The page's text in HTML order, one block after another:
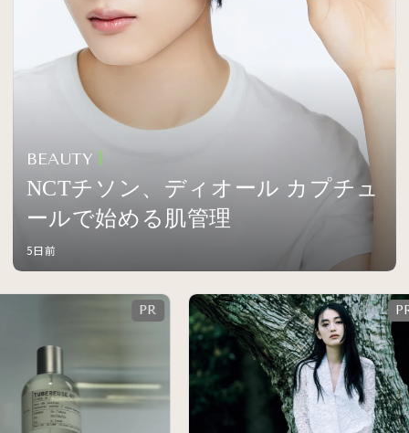
BEAUTY
NCTチソン、ディオール カプチュ
ールで始める肌管理
5日前